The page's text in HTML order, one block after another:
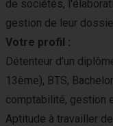
de sociétés,
gestion de leur
Votre profil :
Détenteur d’un
13ème), BTS,
comptabilité, gestion
Aptitude à travailler